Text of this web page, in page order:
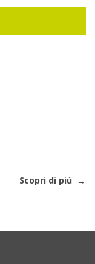
Scopri di più